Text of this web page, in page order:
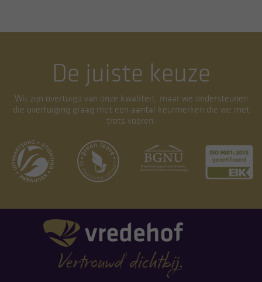
De juiste keuze
Wij zijn overtuigd van onze kwaliteit, maar we ondersteunen
die overtuiging graag met een aantal keurmerken die we met
trots voeren.